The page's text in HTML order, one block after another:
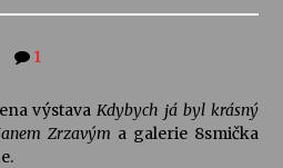
Josefíny Duškové: Stávám se
1
výstavaKdybych já byl krásný
Zrzavým a galerie 8smička